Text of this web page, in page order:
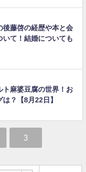
後藤啓の経歴や本と会
いて！結婚についても
ト麻婆豆腐の世界！お
？【8月22日】
3